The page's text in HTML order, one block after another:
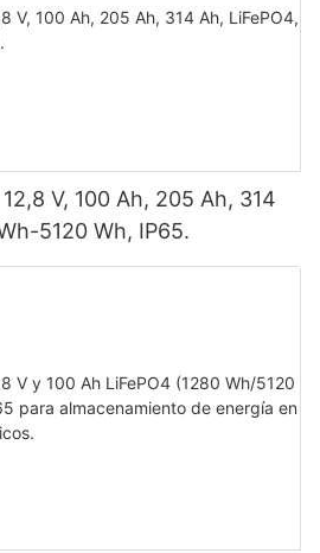
V, 100 Ah, 205 Ah, 314
5120 Wh, IP65.